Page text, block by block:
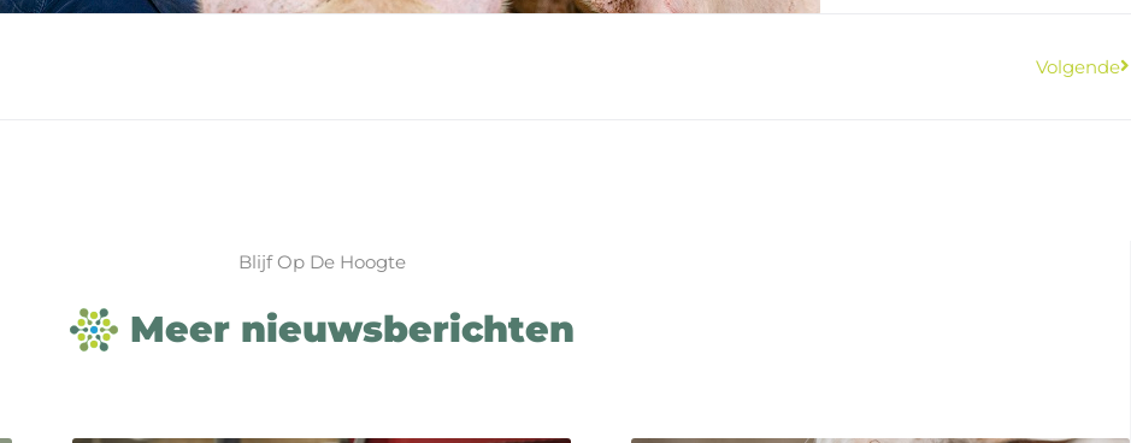
Volgende
Blijf Op De Hoogte
Meer nieuwsberichten